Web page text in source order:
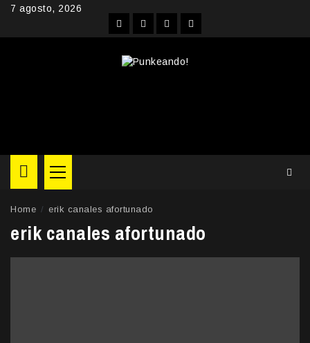
Skip7 agosto, 2026
FacebookInstagram
YouTubeTwitter
Primary
Menu
Home erik canales afortunado
erik canales afortunado